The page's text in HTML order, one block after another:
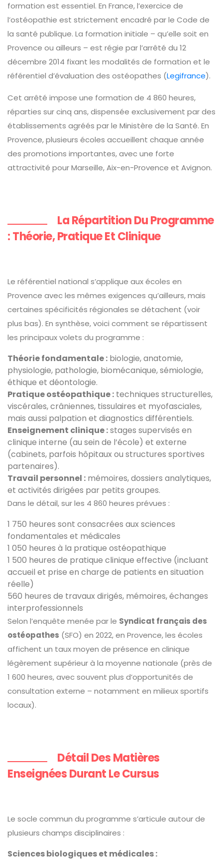
formation est essentiel. En France, l’exercice de
l’ostéopathie est strictement encadré par le Code de
la santé publique. La formation initiale – qu’elle soit en
Provence ou ailleurs – est régie par l’arrêté du 12
décembre 2014 fixant les modalités de formation et le
référentiel d’évaluation des ostéopathes (Legifrance).
Cet arrêté impose une formation de 4 860 heures,
réparties sur cinq ans, dispensée exclusivement par des
établissements agréés par le Ministère de la Santé. En
Provence, plusieurs écoles accueillent chaque année
des promotions importantes, avec une forte
attractivité pour Marseille, Aix-en-Provence et Avignon.
La Répartition Du Programme
: Théorie, Pratique Et Clinique
Le référentiel national s’applique aux écoles en
Provence avec les mêmes exigences qu’ailleurs, mais
certaines spécificités régionales se détachent (voir
plus bas). En synthèse, voici comment se répartissent
les principaux volets du programme :
Théorie fondamentale : biologie, anatomie,
physiologie, pathologie, biomécanique, sémiologie,
éthique et déontologie.
Pratique ostéopathique : techniques structurelles,
viscérales, crâniennes, tissulaires et myofasciales,
mais aussi palpation et diagnostics différentiels.
Enseignement clinique :stages supervisés en
clinique interne (au sein de l’école) et externe
(cabinets, parfois hôpitaux ou structures sportives
partenaires).
Travail personnel : mémoires, dossiers analytiques,
et activités dirigées par petits groupes.
Dans le détail, sur les 4 860 heures prévues :
1 750 heures sont consacrées aux sciences
fondamentales et médicales
1 050 heures à la pratique ostéopathique
1 500 heures de pratique clinique effective (incluant
accueil et prise en charge de patients en situation
réelle)
560 heures de travaux dirigés, mémoires, échanges
interprofessionnels
Selon l’enquête menée par le Syndicat français des
ostéopathes (SFO) en 2022, en Provence, les écoles
affichent un taux moyen de présence en clinique
légèrement supérieur à la moyenne nationale (près de
1 600 heures, avec souvent plus d’opportunités de
consultation externe – notamment en milieux sportifs
locaux).
Détail Des Matières
Enseignées Durant Le Cursus
Le socle commun du programme s’articule autour de
plusieurs champs disciplinaires :
Sciences biologiques et médicales :